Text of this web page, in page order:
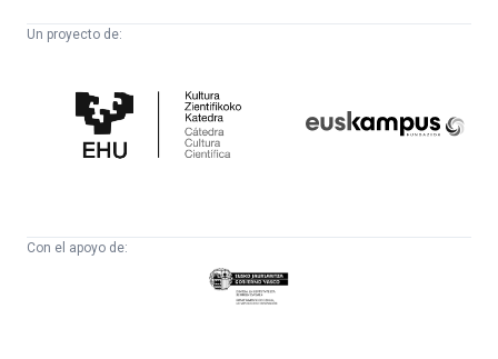
Un proyecto de:
Cultura
Científica
Con el apoyo de:
Eusko
Jaurlaritza